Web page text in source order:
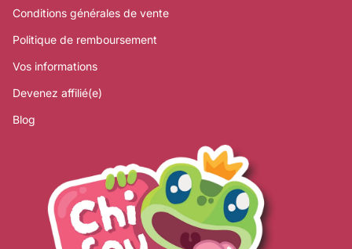
Conditions générales de vente
Politique de remboursement
Vos informations
Devenez affilié(e)
Blog